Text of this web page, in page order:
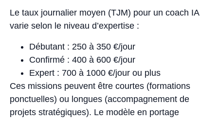
Le taux journalier moyen (TJM) pour un coach IA
varie selon le niveau d’expertise :
Débutant : 250 à 350 €/jour
Confirmé : 400 à 600 €/jour
Expert : 700 à 1000 €/jour ou plus
Ces missions peuvent être courtes (formations
ponctuelles) ou longues (accompagnement de
projets stratégiques). Le modèle en portage